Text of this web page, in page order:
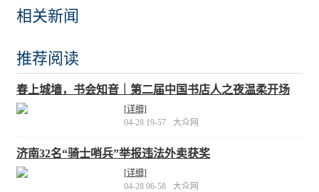
相关新闻
推荐阅读
春上城墙，书会知音｜第二届中国书店人之夜温柔开场
[详细]
04-28 19-57
大众网
济南32名“骑士哨兵”举报违法外卖获奖
[详细]
04-28 06-58
大众网